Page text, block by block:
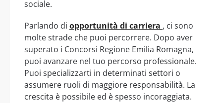
sociale.
Parlando di opportunità di carriera , ci sono
molte strade che puoi percorrere. Dopo aver
superato i Concorsi Regione Emilia Romagna,
puoi avanzare nel tuo percorso professionale.
Puoi specializzarti in determinati settori o
assumere ruoli di maggiore responsabilità. La
crescita è possibile ed è spesso incoraggiata.